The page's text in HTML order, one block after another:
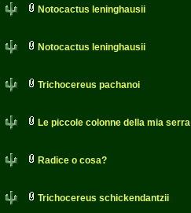
Notocactus leninghausii
Notocactus leninghausii
Trichocereus pachanoi
Le piccole colonne della mia serra
Radice o cosa?
Trichocereus schickendantzii